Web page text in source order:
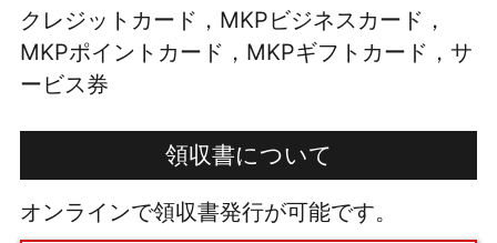
クレジットカード，MKPビジネスカード，
MKPポイントカード，MKPギフトカード，サ
ービス券
領収書について
オンラインで領収書発行が可能です。